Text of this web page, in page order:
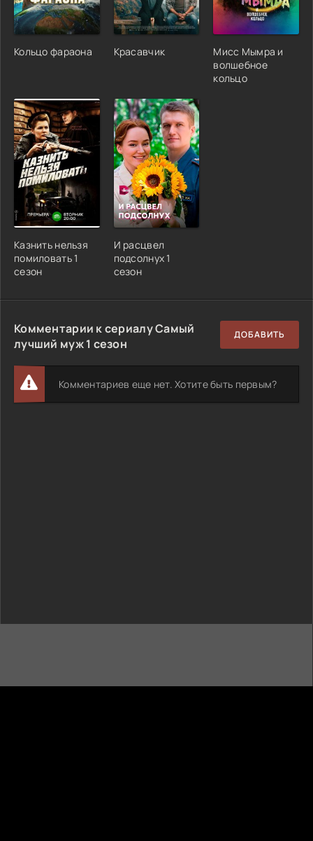
Кольцо фараона Красавчик
Мисс Мымра и
волшебное
кольцо
Казнить нельзя
помиловать 1
сезон
И расцвел
подсолнух 1
сезон
Комментарии к сериалу Самый
лучший муж 1 сезон
ДОБАВИТЬ
Комментариев еще нет. Хотите быть первым?